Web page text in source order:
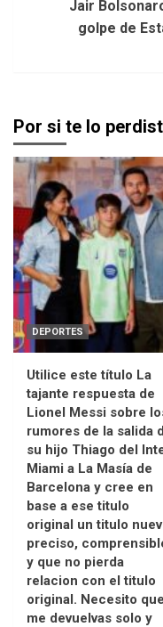
Jair
golpe de
Por si te lo
DEPORTES
Utilice este título La
tajante respuesta de
Lionel Messi sobre
rumores de la salida
su hijo Thiago del
Miami a La Masía de
Barcelona y cree en
base a ese titulo
original un titulo
preciso,
y que no pierda
relacion con el titulo
original. Necesito que
me devuelvas solo y